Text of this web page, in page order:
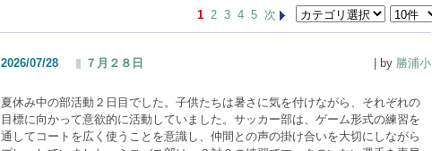
1 2 3 4 5 次
2026/07/28 ７月２８日 | by 勝浦小
夏休み中の部活動２日目でした。子供たちは暑さに気を付けながら、それぞれの
目標に向かって意欲的に活動していました。サッカー部は、ゲーム形式の練習を
通してコートを広く使うことを意識し、仲間との声の掛け合いを大切にしながら